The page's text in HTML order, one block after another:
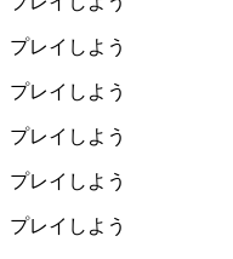
プレイしよう
プレイしよう
プレイしよう
プレイしよう
プレイしよう